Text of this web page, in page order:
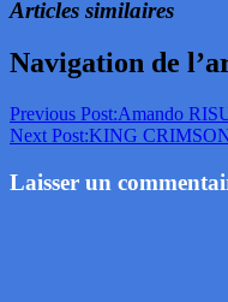
Articles similaires
Navigation de
Previous Post:Amando
Next Post:KING
Laisser un